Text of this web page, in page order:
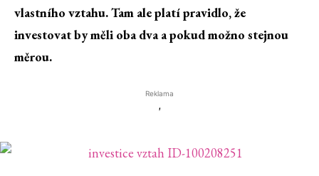
vlastního vztahu. Tam ale platí pravidlo, že
investovat by měli oba dva a pokud možno stejnou
měrou.
Reklama
'